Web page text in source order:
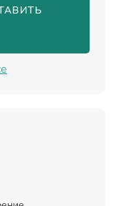
ОСТАВИТЬ